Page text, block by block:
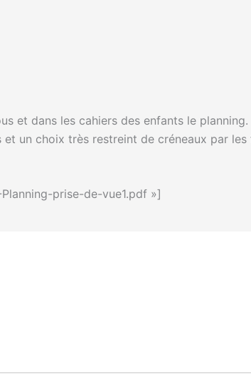
et dans les cahiers des enfants le
un choix très restreint de créneaux par
prise-de-vue1.pdf »]